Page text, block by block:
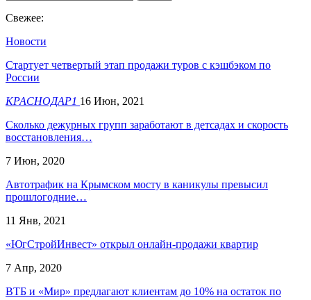
Свежее:
Новости
Стартует четвертый этап продажи туров с кэшбэком по
России
КРАСНОДАР1 16 Июн, 2021
Сколько дежурных групп заработают в детсадах и скорость
восстановления…
7 Июн, 2020
Автотрафик на Крымском мосту в каникулы превысил
прошлогодние…
11 Янв, 2021
«ЮгСтройИнвест» открыл онлайн-продажи квартир
7 Апр, 2020
ВТБ и «Мир» предлагают клиентам до 10% на остаток по